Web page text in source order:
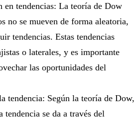
en tendencias: La teoría de Dow
no se mueven de forma aleatoria,
tendencias. Estas tendencias
o laterales, y es importante
las oportunidades del
tendencia: Según la teoría de Dow,
se da a través del